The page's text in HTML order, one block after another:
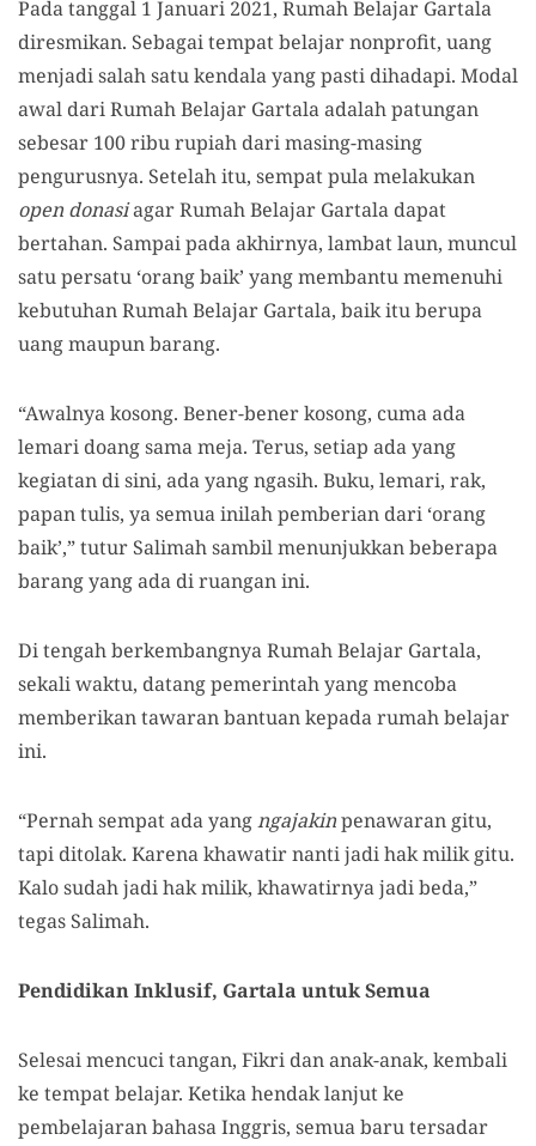
Pada tanggal 1 Januari 2021, Rumah Belajar Gartala
diresmikan. Sebagai tempat belajar nonprofit, uang
menjadi salah satu kendala yang pasti dihadapi. Modal
awal dari Rumah Belajar Gartala adalah patungan
sebesar 100 ribu rupiah dari masing-masing
pengurusnya. Setelah itu, sempat pula melakukan
open donasiagar Rumah Belajar Gartala dapat
bertahan. Sampai pada akhirnya, lambat laun, muncul
satu persatu ‘orang baik’ yang membantu memenuhi
kebutuhan Rumah Belajar Gartala, baik itu berupa
uang maupun barang.
“Awalnya kosong. Bener-bener kosong, cuma ada
lemari doang sama meja. Terus, setiap ada yang
kegiatan di sini, ada yang ngasih. Buku, lemari, rak,
papan tulis, ya semua inilah pemberian dari ‘orang
baik’,” tutur Salimah sambil menunjukkan beberapa
barang yang ada di ruangan ini.
Di tengah berkembangnya Rumah Belajar Gartala,
sekali waktu, datang pemerintah yang mencoba
memberikan tawaran bantuan kepada rumah belajar
ini.
“Pernah sempat ada yangngajakinpenawaran gitu,
tapi ditolak. Karena khawatir nanti jadi hak milik gitu.
Kalo sudah jadi hak milik, khawatirnya jadi beda,”
tegas Salimah.
Pendidikan Inklusif, Gartala untuk Semua
Selesai mencuci tangan, Fikri dan anak-anak, kembali
ke tempat belajar. Ketika hendak lanjut ke
pembelajaranbahasa Inggris, semua baru tersadar